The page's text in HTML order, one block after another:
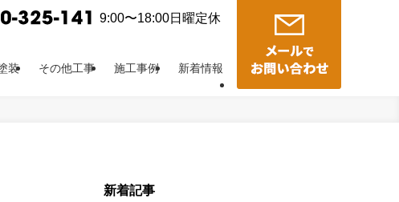
9:00〜18:00日曜定休
装 その他工事 施工事例 新着情報
新着記事